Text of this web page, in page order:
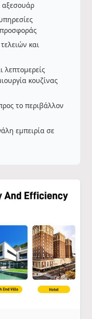
αξεσουάρ
και
κουζίνας
το περιβάλλον
εμπειρία σε